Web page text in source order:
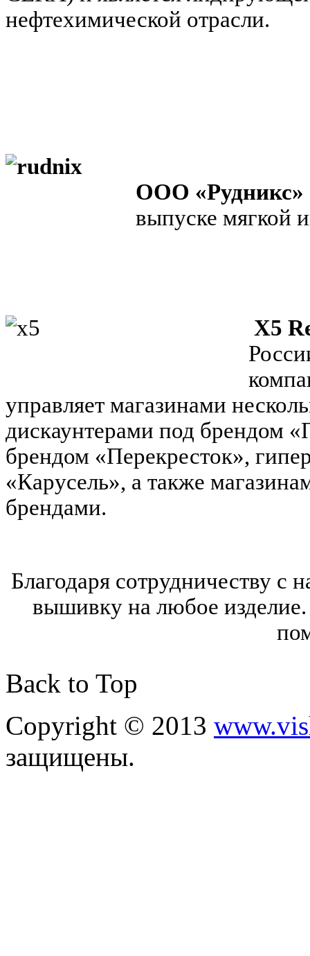
нефтехимической отрасли.
ООО «Рудникс»
выпуске мягкой
X5
управляет магазинами
дискаунтерами под брендом
брендом «Перекресток»,
«Карусель», а также
брендами.
Благодаря сотрудничеству
вышивку на любое
Back to Top
Copyright © 2013
защищены.